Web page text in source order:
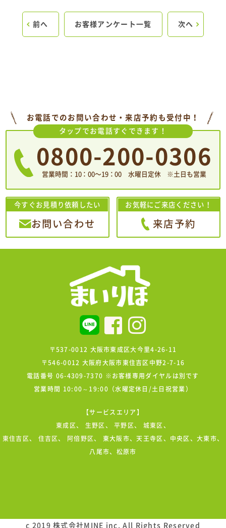
前へ お客様アンケート一覧 次へ
お電話でのお問い合わせ・来店予約も受付中！
タップでお電話すぐできます！
0800-200-0306
営業時間：10：00〜19：00 水曜日定休 ※土日も営業
今すぐお見積り依頼したい
お問い合わせ
お気軽にご来店ください！
来店予約
〒537-0012 大阪市東成区大今里4-26-11
〒546-0012 大阪府大阪市東住吉区中野2-7-16
電話番号 06-4309-7370 ※お客様専用ダイヤルは別です
営業時間 10:00～19:00（水曜定休日/土日祝営業）
【サービスエリア】
東成区、 生野区 、平野区、 城東区 、
東住吉区、 住吉区、 阿倍野区、 東大阪市、天王寺区、中央区、大東市、
八尾市、松原市
c 2019 株式会社MINE inc. All Rights Reserved